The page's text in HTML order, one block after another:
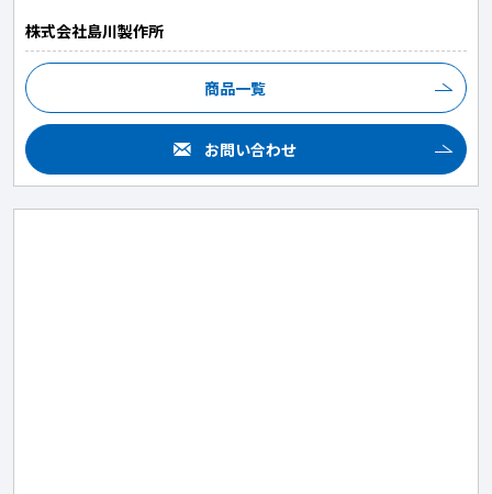
株式会社島川製作所
商品一覧
お問い合わせ